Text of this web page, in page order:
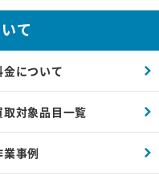
て
金について
取対象品目一覧
業事例